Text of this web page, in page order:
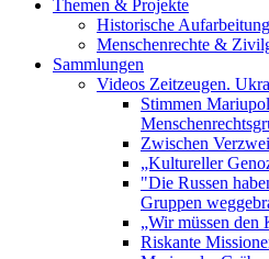
Themen & Projekte
Historische Aufarbeitung
Menschenrechte &
Sammlungen
Videos Zeitzeugen.
Stimmen
Zwischen
„Kultureller
"Die Russen
Gruppen
„Wir müssen den
Riskante